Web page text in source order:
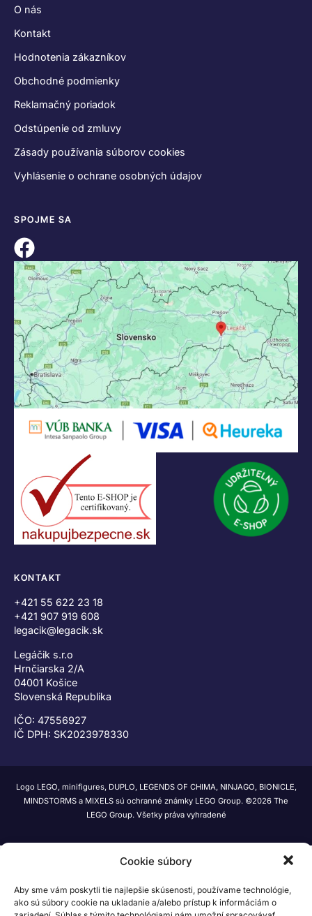
Cookie súbory
Aby sme vám poskytli tie najlepšie skúsenosti, používame technológie,
ako sú súbory cookie na ukladanie a/alebo prístup k informáciám o
O nás
Kontakt
Hodnotenia zákazníkov
Obchodné podmienky
Reklamačný poriadok
Odstúpenie od zmluvy
Zásady používania súborov cookies
Vyhlásenie o ochrane osobných údajov
SPOJME SA
KONTAKT
+421 55 622 23 18
+421 907 919 608
legacik@legacik.sk
Legáčik s.r.o
Hrnčiarska 2/A
04001 Košice
Slovenská Republika
IČO: 47556927
IČ DPH: SK2023978330
Logo LEGO, minifigures, DUPLO, LEGENDS OF CHIMA, NINJAGO, BIONICLE,
MINDSTORMS a MIXELS sú ochranné známky LEGO Group. ©2026 The
LEGO Group. Všetky práva vyhradené